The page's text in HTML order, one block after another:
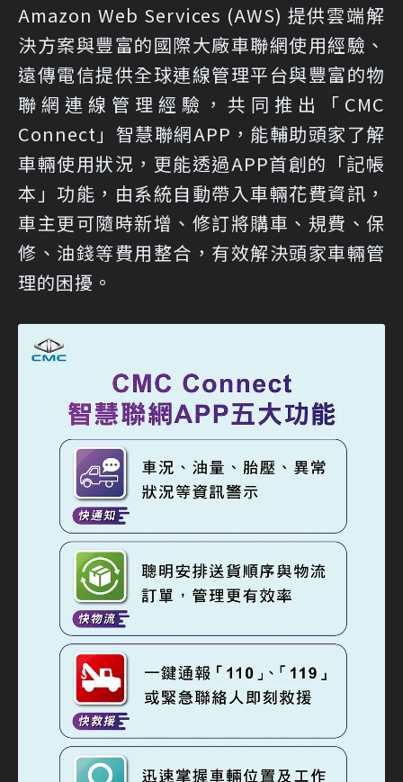
Amazon Web Services (AWS) 提供雲端解
決方案與豐富的國際大廠車聯網使用經驗、
遠傳電信提供全球連線管理平台與豐富的物
聯網連線管理經驗，共同推出「CMC
Connect」智慧聯網APP，能輔助頭家了解
車輛使用狀況，更能透過APP首創的「記帳
本」功能，由系統自動帶入車輛花費資訊，
車主更可隨時新增、修訂將購車、規費、保
修、油錢等費用整合，有效解決頭家車輛管
理的困擾。